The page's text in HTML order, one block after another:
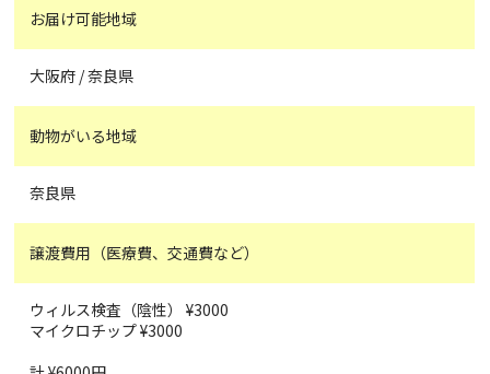
お届け可能地域
大阪府 / 奈良県
動物がいる地域
奈良県
譲渡費用（医療費、交通費など）
ウィルス検査（陰性） ¥3000
マイクロチップ ¥3000